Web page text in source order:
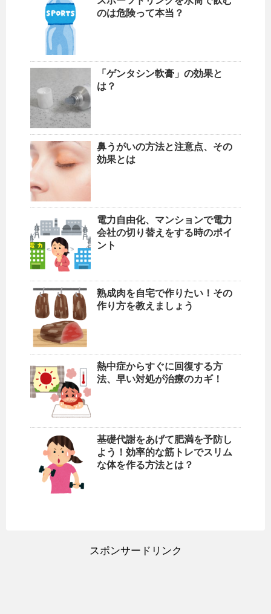
のは危険って本当？
「ゲンタシン軟膏」の効果と
は？
鼻うがいの方法と注意点、その
効果とは
電力自由化、マンションで電力
会社の切り替えをする時のポイ
ント
熟成肉を自宅で作りたい！その
作り方を教えましょう
熱中症からすぐに回復する方
法、早い対処が治療のカギ！
基礎代謝をあげて肥満を予防し
よう！効率的な筋トレでスリム
な体を作る方法とは？
スポンサードリンク